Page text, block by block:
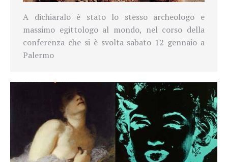
A dichiaralo è stato lo stesso archeologo e
massimo egittologo al mondo, nel corso della
conferenza che si è svolta sabato 12 gennaio a
Palermo